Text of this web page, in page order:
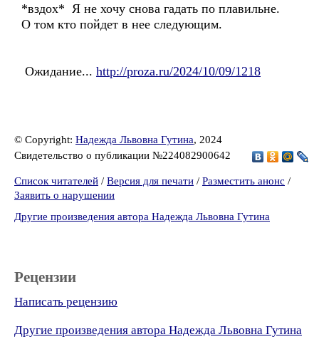
*вздох* Я не хочу снова гадать по плавильне.
О том кто пойдет в нее следующим.
Ожидание... http://proza.ru/2024/10/09/1218
© Copyright: Надежда Львовна Гутина, 2024
Свидетельство о публикации №224082900642
Список читателей / Версия для печати / Разместить анонс /
Заявить о нарушении
Другие произведения автора Надежда Львовна Гутина
Рецензии
Написать рецензию
Другие произведения автора Надежда Львовна Гутина